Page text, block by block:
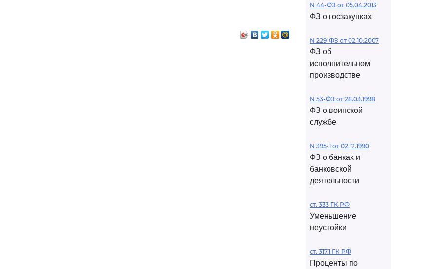
N 44-ФЗ от 05.04.2013
ФЗ о госзакупках
N 229-ФЗ от 02.10.2007
ФЗ об
исполнительном
производстве
N 53-ФЗ от 28.03.1998
ФЗ о воинской
службе
N 395-1 от 02.12.1990
ФЗ о банках и
банковской
деятельности
ст. 333 ГК РФ
Уменьшение
неустойки
ст. 317.1 ГК РФ
Проценты по